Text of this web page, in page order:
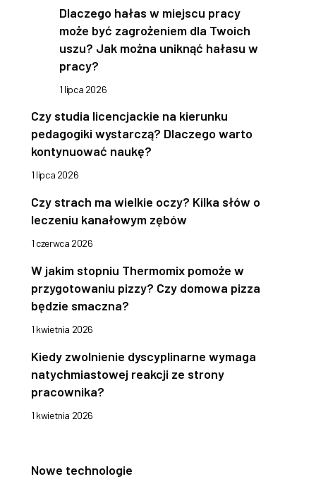
Dlaczego hałas w miejscu pracy
może być zagrożeniem dla Twoich
uszu? Jak można uniknąć hałasu w
pracy?
1 lipca 2026
Czy studia licencjackie na kierunku
pedagogiki wystarczą? Dlaczego warto
kontynuować naukę?
1 lipca 2026
Czy strach ma wielkie oczy? Kilka słów o
leczeniu kanałowym zębów
1 czerwca 2026
W jakim stopniu Thermomix pomoże w
przygotowaniu pizzy? Czy domowa pizza
będzie smaczna?
1 kwietnia 2026
Kiedy zwolnienie dyscyplinarne wymaga
natychmiastowej reakcji ze strony
pracownika?
1 kwietnia 2026
Nowe technologie